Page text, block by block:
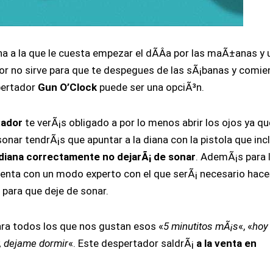
a la que le cuesta empezar el dÃ­Â­a por las maÃ±anas y
no sirve para que te despegues de las sÃ¡banas y
Gun O’Clock puede ser una opciÃ³n.
te verÃ¡s obligado a por lo menos abrir los ojos ya
tendrÃ¡s que apuntar a la diana con la pistola que
correctamente no dejarÃ¡ de sonar. AdemÃ¡s para
con un modo experto con el que serÃ¡ necesario
que deje de sonar.
todos los que nos gustan esos «5 minutitos mÃ¡s«, «
dejame dormir«. Este despertador saldrÃ¡ a la venta en